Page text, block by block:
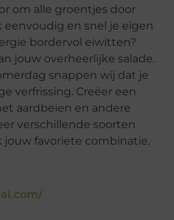
om alle groentjes door
eenvoudig en snel je eigen
bordervol eiwitten?
jouw overheerlijke salade.
snappen wij dat je
verfrissing. Creëer een
aardbeien en andere
verschillende soorten
favoriete combinatie.